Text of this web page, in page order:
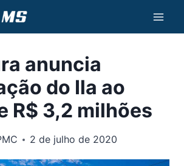
anuncia
do Ila ao
R$ 3,2 milhões
2 de julho de 2020